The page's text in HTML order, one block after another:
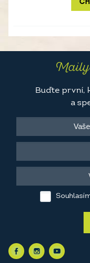
Maily
Buďte první,
a